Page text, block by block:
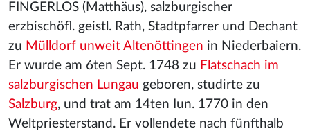
FINGERLOS (Matthäus), salzburgischer
erzbischöfl. geistl. Rath, Stadtpfarrer und Dechant
zu Mülldorf unweit Altenöttingen in Niederbaiern.
Er wurde am 6ten Sept. 1748 zu Flatschach im
salzburgischen Lungau geboren, studirte zu
Salzburg, und trat am 14ten Iun. 1770 in den
Weltpriesterstand. Er vollendete nach fünfthalb